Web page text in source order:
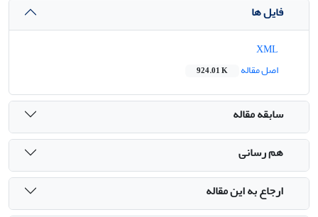
فایل ها
اصل مقاله
924.01 K
سابقه مقاله
هم رسانی
ارجاع به این مقاله